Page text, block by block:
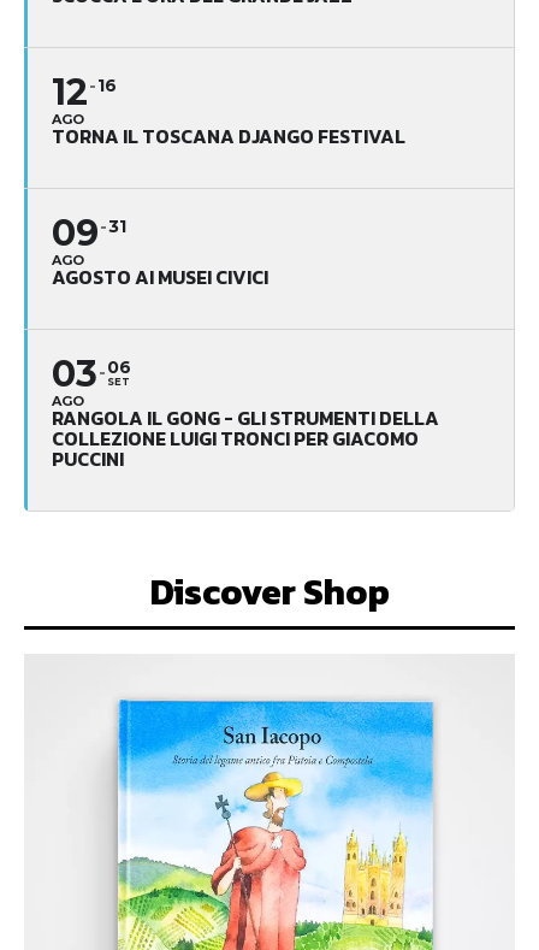
12
AGO
16
TORNA IL TOSCANA DJANGO FESTIVAL
09
AGO
31
AGOSTO AI MUSEI CIVICI
03
AGO
06
SET
RANGOLA IL GONG - GLI STRUMENTI DELLA
COLLEZIONE LUIGI TRONCI PER GIACOMO
PUCCINI
Discover Shop